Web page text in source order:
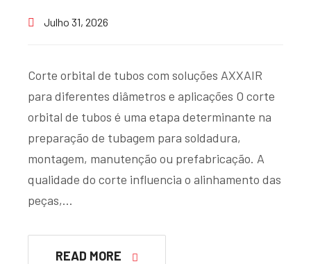
Julho 31, 2026
Corte orbital de tubos com soluções AXXAIR
para diferentes diâmetros e aplicações O corte
orbital de tubos é uma etapa determinante na
preparação de tubagem para soldadura,
montagem, manutenção ou prefabricação. A
qualidade do corte influencia o alinhamento das
peças,…
READ MORE